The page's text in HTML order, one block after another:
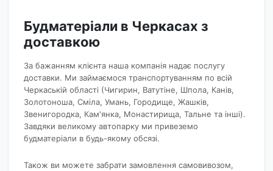
Будматеріали в Черкасах з
доставкою
За бажанням клієнта наша компанія надає послугу
доставки. Ми займаємося транспортуванням по всій
Черкаській області (Чигирин, Ватутіне, Шпола, Канів,
Золотоноша, Сміла, Умань, Городище, Жашків,
Звенигородка, Кам'янка, Монастирища, Тальне та інші).
Завдяки великому автопарку ми привеземо
будматеріали в будь-якому обсязі.
Також ви можете забрати замовлення самовивозом,